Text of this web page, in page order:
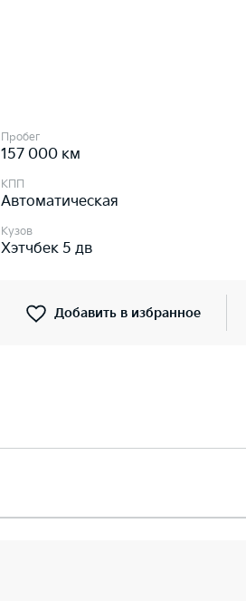
Пробег
157 000 км
КПП
Автоматическая
Кузов
Хэтчбек 5 дв
Добавить в избранное